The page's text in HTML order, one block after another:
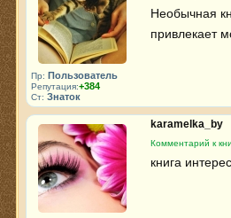
Пр: Пользователь
Репутация:+384
Ст: Знаток
Необычная
привлекает
karamelka_by
Комментарий к
книга